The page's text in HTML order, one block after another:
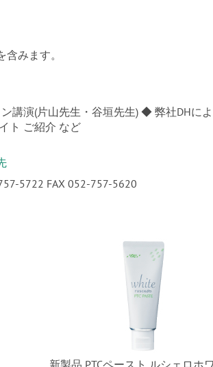
みます。
講演(片山先生・谷垣先生) ◆ 弊社DHに
ト ご紹介 など
5722 FAX 052-757-5620
新製品 PTCペースト ルシェロホ